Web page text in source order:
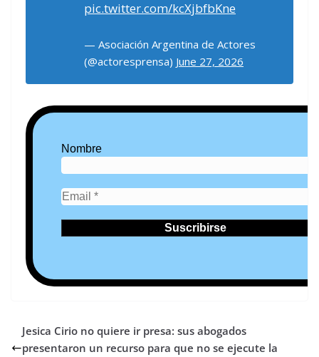
pic.twitter.com/kcXjbfbKne
— Asociación Argentina de Actores
(@actoresprensa) June 27, 2026
Nombre
Jesica Cirio no quiere ir presa: sus abogados
presentaron un recurso para que no se ejecute la